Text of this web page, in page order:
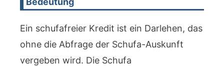
Ein schufafreier Kredit ist ein Darlehen, das
ohne die Abfrage der Schufa-Auskunft
vergeben wird. Die Schufa